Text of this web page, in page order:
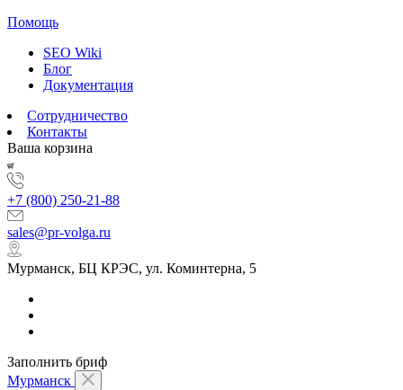
Помощь
SEO Wiki
Блог
Документация
Сотрудничество
Контакты
Ваша корзина
+7 (800) 250-21-88
sales@pr-volga.ru
Мурманск, БЦ КРЭС, ул. Коминтерна, 5
Заполнить бриф
Мурманск